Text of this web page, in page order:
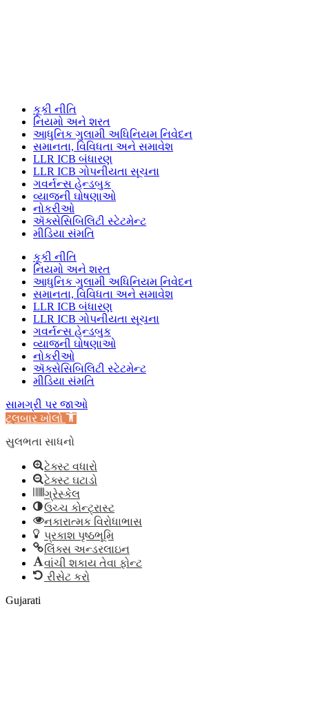
કૂકી નીતિ
નિયમો અને શરત
આધુનિક ગુલામી અધિનિયમ નિવેદન
સમાનતા, વિવિધતા અને સમાવેશ
LLR ICB બંધારણ
LLR ICB ગોપનીયતા સૂચના
ગવર્નન્સ હેન્ડબુક
વ્યાજની ઘોષણાઓ
નોકરીઓ
ઍક્સેસિબિલિટી સ્ટેટમેન્ટ
મીડિયા સંમતિ
કૂકી નીતિ
નિયમો અને શરત
આધુનિક ગુલામી અધિનિયમ નિવેદન
સમાનતા, વિવિધતા અને સમાવેશ
LLR ICB બંધારણ
LLR ICB ગોપનીયતા સૂચના
ગવર્નન્સ હેન્ડબુક
વ્યાજની ઘોષણાઓ
નોકરીઓ
ઍક્સેસિબિલિટી સ્ટેટમેન્ટ
મીડિયા સંમતિ
સામગ્રી પર જાઓ
ટૂલબાર ખોલો
સુલભતા સાધનો
ટેક્સ્ટ વધારો
ટેક્સ્ટ ઘટાડો
ગ્રેસ્કેલ
ઉચ્ચ કોન્ટ્રાસ્ટ
નકારાત્મક વિરોધાભાસ
પ્રકાશ પૃષ્ઠભૂમિ
લિંક્સ અન્ડરલાઇન
વાંચી શકાય તેવા ફોન્ટ
રીસેટ કરો
Gujarati